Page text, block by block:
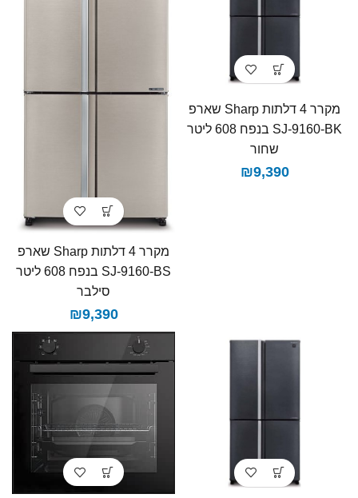
מקרר 4 דלתות Sharp שארפ
SJ-9160-BK בנפח 608 ליטר
שחור
₪9,390
מקרר 4 דלתות Sharp שארפ
SJ-9160-BS בנפח 608 ליטר
סילבר
₪9,390